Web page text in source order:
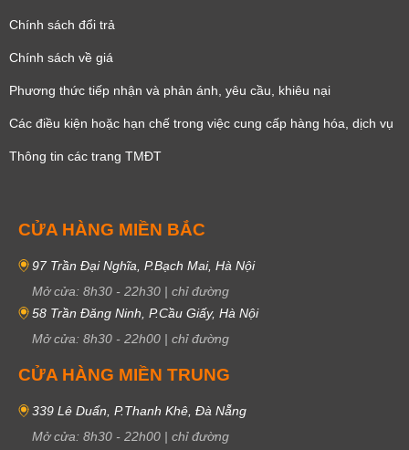
Chính sách đổi trả
Chính sách về giá
Phương thức tiếp nhận và phản ánh, yêu cầu, khiêu nại
Các điều kiện hoặc hạn chế trong việc cung cấp hàng hóa, dịch vụ
Thông tin các trang TMĐT
CỬA HÀNG MIỀN BẮC
97 Trần Đại Nghĩa, P.Bạch Mai, Hà Nội
Mở cửa: 8h30 - 22h30 | chỉ đường
58 Trần Đăng Ninh, P.Cầu Giấy, Hà Nội
Mở cửa: 8h30 - 22h00 | chỉ đường
CỬA HÀNG MIỀN TRUNG
339 Lê Duẩn, P.Thanh Khê, Đà Nẵng
Mở cửa: 8h30 - 22h00 | chỉ đường